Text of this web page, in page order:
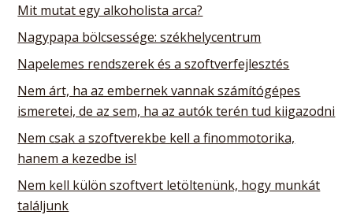
Mit mutat egy alkoholista arca?
Nagypapa bölcsessége: székhelycentrum
Napelemes rendszerek és a szoftverfejlesztés
Nem árt, ha az embernek vannak számítógépes
ismeretei, de az sem, ha az autók terén tud kiigazodni
Nem csak a szoftverekbe kell a finommotorika,
hanem a kezedbe is!
Nem kell külön szoftvert letöltenünk, hogy munkát
találjunk